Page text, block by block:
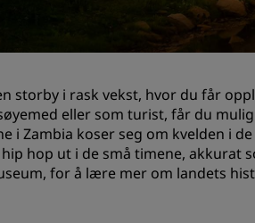
Søk
Søk etter
storby i rask vekst, hvor du får
eller som turist, får du
i Zambia koser seg om kvelden i
hop ut i de små timene, akkurat
for å lære mer om landets